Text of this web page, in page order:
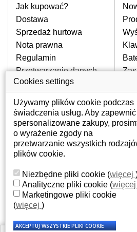
pomocy wyszukiwarki.
model laptopa. Przy każdej
nie może brakować
do aktualnego stanu
W JAKI
Częstymi objawami
czy wyświetlanie
dublowanie tych
przypadku
powrócą do
też uszkodzenie
JAK TO DZIAŁA?
Klawiatura składa się z
warstw folii, z których
przewodzące
Jak kupować?
Dostawa
Sprzedaż hurtowa
Nota prawna
Regulamin
Przetwarzanie danych
osobowych
Gdzie nas znajdziesz
Twoje konto
Twoje konto
Dane osobowe
Adresy
Historia zamówień
Cookies settings
Używamy plików cookie podczas
świadczenia usług. Aby zapewnić
spersonalizowane zakupy,
o wyrażenie zgody na
przetwarzanie wszystkich
plików cookie.
Niezbędne pliki cookie (więcej
Analityczne pliki cookie (więcej
Marketingowe pliki cookie
(więcej )